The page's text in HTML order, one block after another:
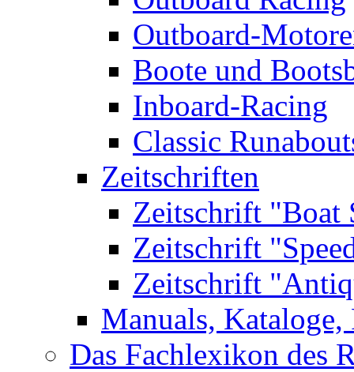
Outboard-
Boote und
Inboard-Racing
Classic
Zeitschriften
Zeitschrift "Boat
Zeitschrift
Zeitschrift
Manuals, Kataloge,
Das Fachlexikon des